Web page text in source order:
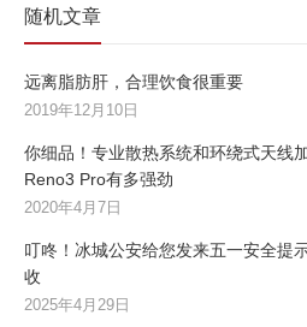
随机文章
远离脂肪肝，合理饮食很重要
2019年12月10日
你细品！专业散热系统和环绕式天线
Reno3 Pro有多强劲
2020年4月7日
叮咚！冰城公安给您发来五一安全提
收
2025年4月29日